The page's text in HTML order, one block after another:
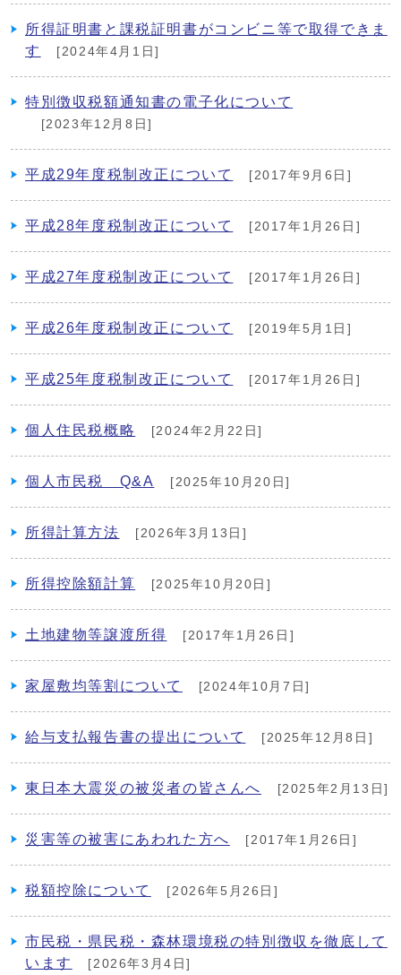
所得証明書と課税証明書がコンビニ等で取得できま
す
[2024年4月1日]
特別徴収税額通知書の電子化について
[2023年12月8日]
平成29年度税制改正について [2017年9月6日]
平成28年度税制改正について [2017年1月26日]
平成27年度税制改正について [2017年1月26日]
平成26年度税制改正について [2019年5月1日]
平成25年度税制改正について [2017年1月26日]
個人住民税概略 [2024年2月22日]
個人市民税 Q&A [2025年10月20日]
所得計算方法 [2026年3月13日]
所得控除額計算 [2025年10月20日]
土地建物等譲渡所得 [2017年1月26日]
家屋敷均等割について [2024年10月7日]
給与支払報告書の提出について [2025年12月8日]
東日本大震災の被災者の皆さんへ [2025年2月13日]
災害等の被害にあわれた方へ [2017年1月26日]
税額控除について [2026年5月26日]
市民税・県民税・森林環境税の特別徴収を徹底して
います
[2026年3月4日]